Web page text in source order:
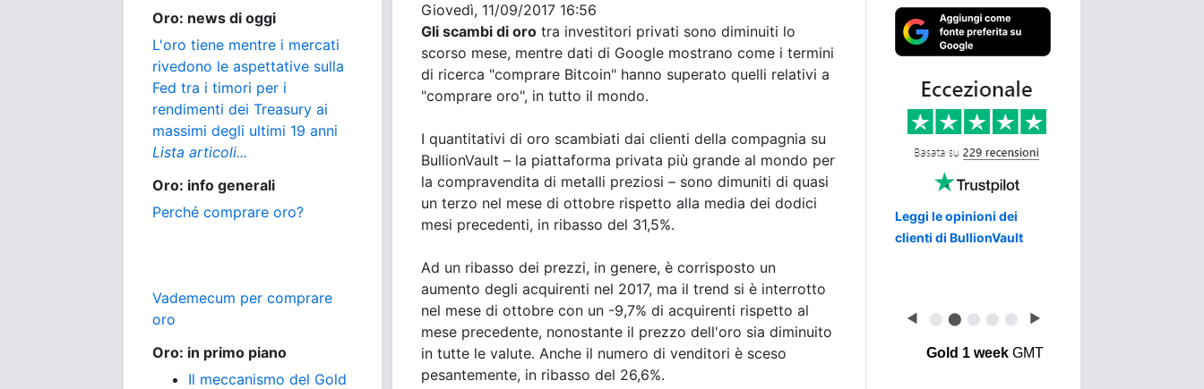
Oro: news di oggi
L'oro tiene mentre i mercati
rivedono le aspettative sulla
Fed tra i timori per i
rendimenti dei Treasury ai
massimi degli ultimi 19 anni
Lista articoli...
Oro: info generali
Perché comprare oro?
Vademecum per comprare
oro
Oro: in primo piano
Il meccanismo del Gold
Giovedì, 11/09/2017 16:56
Gli scambi di oro tra investitori privati sono diminuiti lo
scorso mese, mentre dati di Google mostrano come i termini
di ricerca "comprare Bitcoin" hanno superato quelli relativi a
"comprare oro", in tutto il mondo.
I quantitativi di oro scambiati dai clienti della compagnia su
BullionVault – la piattaforma privata più grande al mondo per
la compravendita di metalli preziosi – sono dimuniti di quasi
un terzo nel mese di ottobre rispetto alla media dei dodici
mesi precedenti, in ribasso del 31,5%.
Ad un ribasso dei prezzi, in genere, è corrisposto un
aumento degli acquirenti nel 2017, ma il trend si è interrotto
nel mese di ottobre con un -9,7% di acquirenti rispetto al
mese precedente, nonostante il prezzo dell'oro sia diminuito
in tutte le valute. Anche il numero di venditori è sceso
pesantemente, in ribasso del 26,6%.
Leggi le opinioni dei
clienti di BullionVault
◀ ⬤ ⬤ ⬤ ⬤ ⬤ ▶
Gold 1 weekGMT